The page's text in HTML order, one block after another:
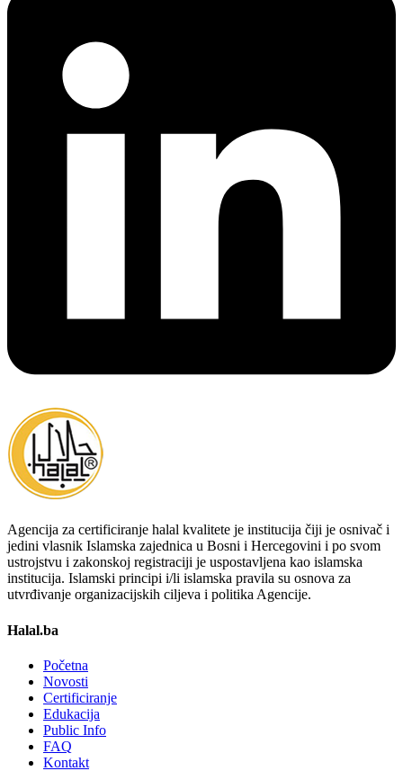
Agencija za certificiranje halal kvalitete je institucija čiji je osnivač i
jedini vlasnik Islamska zajednica u Bosni i Hercegovini i po svom
ustrojstvu i zakonskoj registraciji je uspostavljena kao islamska
institucija. Islamski principi i/li islamska pravila su osnova za
utvrđivanje organizacijskih ciljeva i politika Agencije.
Halal.ba
Početna
Novosti
Certificiranje
Edukacija
Public Info
FAQ
Kontakt